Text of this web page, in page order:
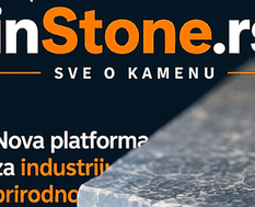
Maintenance Management